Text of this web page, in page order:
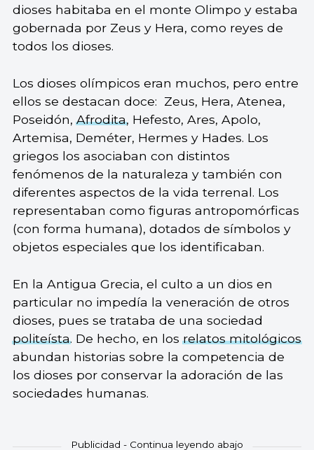
dioses habitaba en el monte Olimpo y estaba
gobernada por Zeus y Hera, como reyes de
todos los dioses.
Los dioses olímpicos eran muchos, pero entre
ellos se destacan doce: Zeus, Hera, Atenea,
Poseidón,Afrodita, Hefesto, Ares, Apolo,
Artemisa, Deméter, Hermes y Hades. Los
griegos los asociaban con distintos
fenómenos de la naturaleza y también con
diferentes aspectos de la vida terrenal. Los
representaban como figuras antropomórficas
(con forma humana), dotados de símbolos y
objetos especiales que los identificaban.
En la Antigua Grecia, el culto a un dios en
particular no impedía la veneración de otros
dioses, pues se trataba de una sociedad
politeísta. De hecho, en losrelatos mitológicos
abundan historias sobre la competencia de
los dioses por conservar la adoración de las
sociedades humanas.